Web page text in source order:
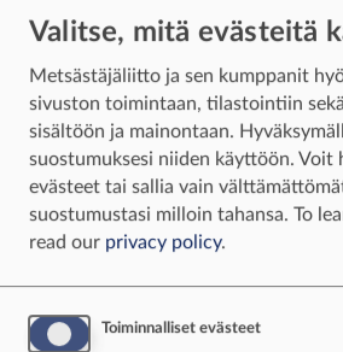
Seppänen kertoo, että Nummi-
hirvet ovat toistaiseksi
kesälaitumilla, eivätkä ole
liikkeelle.
paljon, ja hän painottaakin,
syksyn pimeydessä oltava
– Hirvi tai peura tulee tielle
kaasujalkaa olisi syytä
hän sanoo.
Valitse, mitä evästeitä
Metsästäjäliitto ja sen kumppanit
sivuston toimintaan, tilastointiin
sisältöön ja mainontaan.
suostumuksesi niiden käyttöön. Voit
evästeet tai sallia vain
suostumustasi milloin tahansa. To
read our privacy policy.
Toiminnalliset evästeet